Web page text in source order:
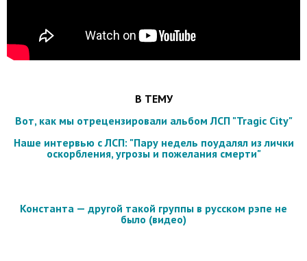
В ТЕМУ
Вот, как мы отрецензировали альбом ЛСП "Tragic City"
Наше интервью с ЛСП: "Пару недель поудалял из лички
оскорбления, угрозы и пожелания смерти"
Константа — другой такой группы в русском рэпе не
было (видео)